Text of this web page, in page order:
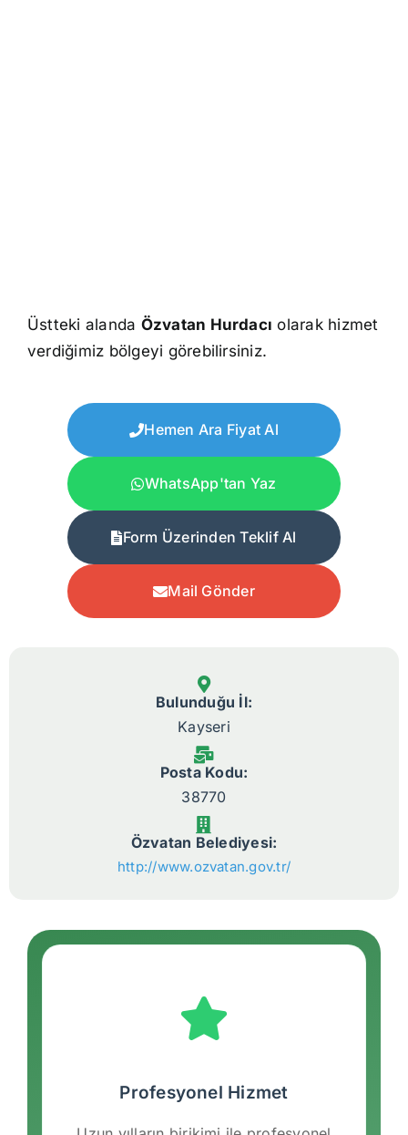
Üstteki alanda Özvatan Hurdacı olarak hizmet
verdiğimiz bölgeyi görebilirsiniz.
Hemen Ara Fiyat Al
WhatsApp'tan Yaz
Form Üzerinden Teklif Al
Mail Gönder
Bulunduğu İl:
Kayseri
Posta Kodu:
38770
Özvatan Belediyesi:
http://www.ozvatan.gov.tr/
Profesyonel Hizmet